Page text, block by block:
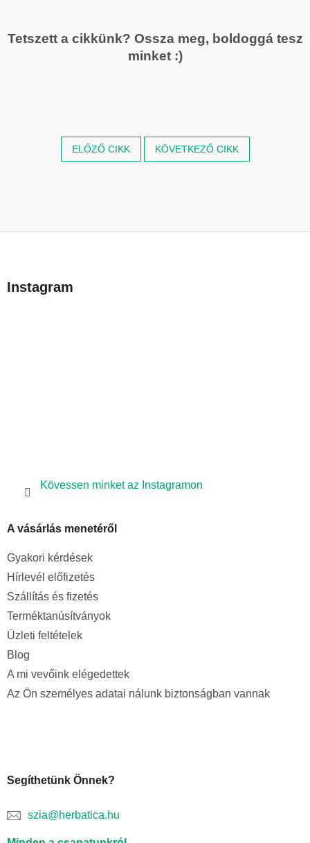
Tetszett a cikkünk? Ossza meg, boldoggá tesz
minket :)
ELŐZŐ CIKK KÖVETKEZŐ CIKK
bInstagram
Kövessen minket az Instagramon
A vásárlás menetéről
Gyakori kérdések
Hírlevél előfizetés
Szállítás és fizetés
Terméktanúsítványok
Üzleti feltételek
Blog
A mi vevőink elégedettek
Az Ön személyes adatai nálunk biztonságban vannak
Segíthetünk Önnek?
szia@herbatica.hu